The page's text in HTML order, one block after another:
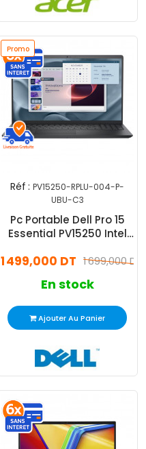
Promo
Réf : PV15250-RPLU-004-P-
UBU-C3
Pc Portable Dell Pro 15
Essential PV15250 Intel
1 699,000 DT
1 499,000 DT
En stock
Ajouter Au Panier